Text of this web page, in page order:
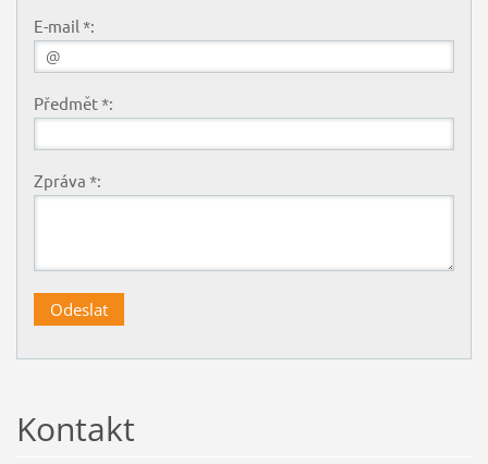
E-mail *:
Předmět *:
Zpráva *:
Kontakt